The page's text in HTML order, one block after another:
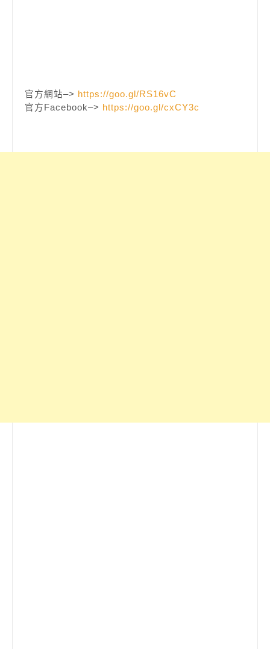
官方網站–> https://goo.gl/RS16vC
官方Facebook–> https://goo.gl/cxCY3c